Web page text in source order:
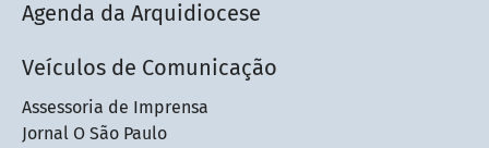
Agenda da Arquidiocese
Veículos de Comunicação
Assessoria de Imprensa
Jornal O São Paulo